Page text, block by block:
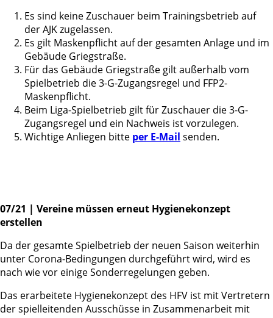
Es sind keine Zuschauer beim Trainingsbetrieb auf
der AJK zugelassen.
Es gilt Maskenpflicht auf der gesamten Anlage und im
Gebäude Griegstraße.
Für das Gebäude Griegstraße gilt außerhalb vom
Spielbetrieb die 3-G-Zugangsregel und FFP2-
Maskenpflicht.
Beim Liga-Spielbetrieb gilt für Zuschauer die 3-G-
Zugangsregel und ein Nachweis ist vorzulegen.
Wichtige Anliegen bitte per E-Mail senden.
07/21 | Vereine müssen erneut Hygienekonzept
erstellen
Da der gesamte Spielbetrieb der neuen Saison weiterhin
unter Corona-Bedingungen durchgeführt wird, wird es
nach wie vor einige Sonderregelungen geben.
Das erarbeitete Hygienekonzept des HFV ist mit Vertretern
der spielleitenden Ausschüsse in Zusammenarbeit mit